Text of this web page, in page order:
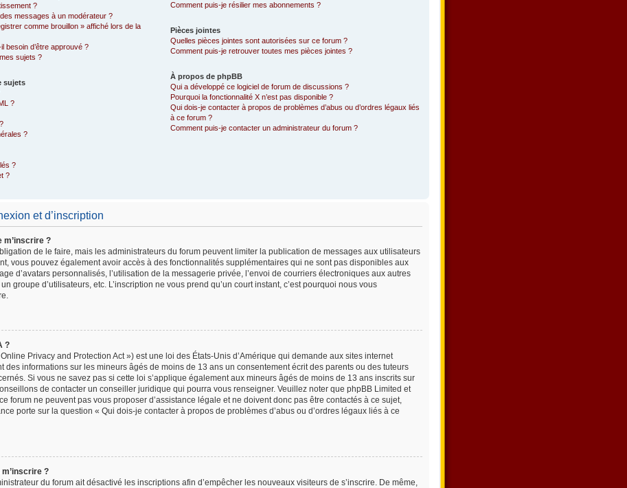
?
messages à un modérateur ?
comme brouillon » affiché lors de la
besoin d’être approuvé ?
sujets ?
sujets
?
?
?
?
Comment puis-je résilier mes abonnements ?
Pièces jointes
Quelles pièces jointes sont autorisées sur ce forum ?
Comment puis-je retrouver toutes mes pièces jointes ?
À propos de phpBB
Qui a développé ce logiciel de forum de discussions ?
Pourquoi la fonctionnalité X n’est pas disponible ?
Qui dois-je contacter à propos de problèmes d’abus ou d’ordres légaux liés
à ce forum ?
Comment puis-je contacter un administrateur du forum ?
et d’inscription
m’inscrire ?
de le faire, mais les administrateurs du forum peuvent limiter la publication de messages aux utilisateurs
vous pouvez également avoir accès à des fonctionnalités supplémentaires qui ne sont pas disponibles aux
d’avatars personnalisés, l’utilisation de la messagerie privée, l’envoi de courriers électroniques aux autres
groupe d’utilisateurs, etc. L’inscription ne vous prend qu’un court instant, c’est pourquoi nous vous
?
Privacy and Protection Act ») est une loi des États-Unis d’Amérique qui demande aux sites internet
des informations sur les mineurs âgés de moins de 13 ans un consentement écrit des parents ou des tuteurs
Si vous ne savez pas si cette loi s’applique également aux mineurs âgés de moins de 13 ans inscrits sur
de contacter un conseiller juridique qui pourra vous renseigner. Veuillez noter que phpBB Limited et
forum ne peuvent pas vous proposer d’assistance légale et ne doivent donc pas être contactés à ce sujet,
porte sur la question « Qui dois-je contacter à propos de problèmes d’abus ou d’ordres légaux liés à ce
?
du forum ait désactivé les inscriptions afin d’empêcher les nouveaux visiteurs de s’inscrire. De même,